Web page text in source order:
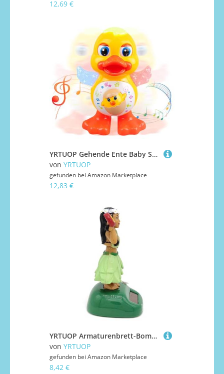
12,69 €
YRTUOP Gehende Ente Baby Spielzeug,Tanzende Ente Baby Spielzeug - Batteriebetriebenes Tier mit LED-Licht für Krabbelspiele Spielzeit Kinderwagen und Autositz
von YRTUOP
gefunden bei Amazon Marketplace
12,83 €
YRTUOP Armaturenbrett-Bommel - Niedlicher Wackelkopf für das Armaturenbrett im Auto,Tänzerin-Armaturenbrett-Puppe für Auto-Armaturenbrett-Zuhause, lustige Armaturenbrett-Dekoration,
von YRTUOP
gefunden bei Amazon Marketplace
8,42 €